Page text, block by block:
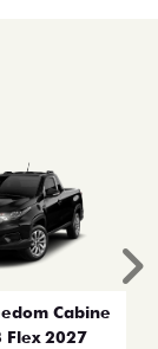
Cabine
Flex 2027